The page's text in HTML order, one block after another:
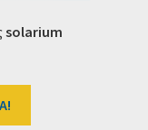
solarium